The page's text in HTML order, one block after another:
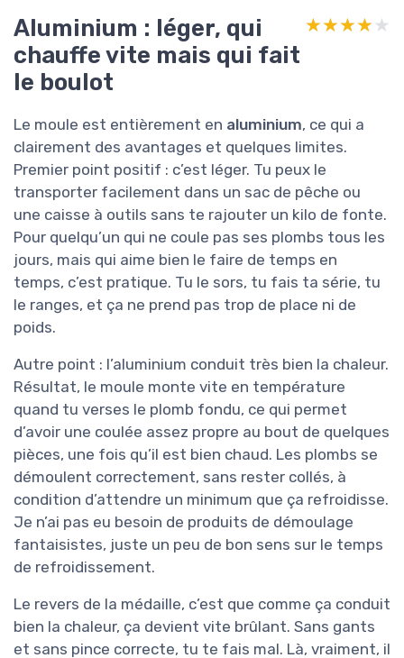
Aluminium : léger, qui
chauffe vite mais qui fait
le boulot
★★★★★
★★★★★
Le moule est entièrement en aluminium, ce qui a
clairement des avantages et quelques limites.
Premier point positif : c’est léger. Tu peux le
transporter facilement dans un sac de pêche ou
une caisse à outils sans te rajouter un kilo de fonte.
Pour quelqu’un qui ne coule pas ses plombs tous les
jours, mais qui aime bien le faire de temps en
temps, c’est pratique. Tu le sors, tu fais ta série, tu
le ranges, et ça ne prend pas trop de place ni de
poids.
Autre point : l’aluminium conduit très bien la chaleur.
Résultat, le moule monte vite en température
quand tu verses le plomb fondu, ce qui permet
d’avoir une coulée assez propre au bout de quelques
pièces, une fois qu’il est bien chaud. Les plombs se
démoulent correctement, sans rester collés, à
condition d’attendre un minimum que ça refroidisse.
Je n’ai pas eu besoin de produits de démoulage
fantaisistes, juste un peu de bon sens sur le temps
de refroidissement.
Le revers de la médaille, c’est que comme ça conduit
bien la chaleur, ça devient vite brûlant. Sans gants
et sans pince correcte, tu te fais mal. Là, vraiment, il